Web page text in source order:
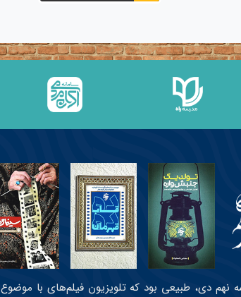
حماسه نهم دی، طبیعی بود که تلویزیون فیلم‌های با